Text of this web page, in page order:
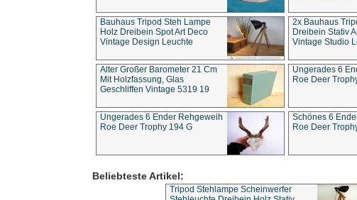
Bauhaus Tripod Steh Lampe
Holz Dreibein Spot Art Deco
Vintage Design Leuchte
2x Bauhaus
Dreibein Stativ
Vintage Studio
Alter Großer Barometer 21 Cm
Mit Holzfassung, Glas
Geschliffen Vintage 5319 19
Ungerades 6
Roe Deer
Ungerades 6 Ender Rehgeweih
Roe Deer Trophy 194 G
Schönes 6
Roe Deer
Beliebteste Artikel:
Tripod Stehlampe Scheinwerfer